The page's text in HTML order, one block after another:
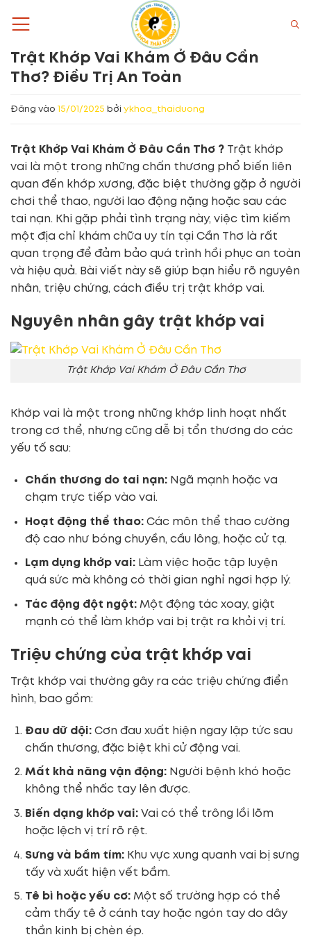
qua
dungTrật Khớp Vai Khám Ở Đâu Cần
Thơ? Điều Trị An Toàn
Đăng vào 15/01/2025 bởi ykhoa_thaiduong
Trật Khớp Vai Khám Ở Đâu Cần Thơ ? Trật khớp
vai là một trong những chấn thương phổ biến liên
quan đến khớp xương, đặc biệt thường gặp ở người
chơi thể thao, người lao động nặng hoặc sau các
tai nạn. Khi gặp phải tình trạng này, việc tìm kiếm
một địa chỉ khám chữa uy tín tại Cần Thơ là rất
quan trọng để đảm bảo quá trình hồi phục an toàn
và hiệu quả. Bài viết này sẽ giúp bạn hiểu rõ nguyên
nhân, triệu chứng, cách điều trị trật khớp vai.
Nguyên nhân gây trật khớp vai
Trật Khớp Vai Khám Ở Đâu Cần Thơ
Khớp vai là một trong những khớp linh hoạt nhất
trong cơ thể, nhưng cũng dễ bị tổn thương do các
yếu tố sau:
Chấn thương do tai nạn:Ngã mạnh hoặc va
chạm trực tiếp vào vai.
Hoạt động thể thao:Các môn thể thao cường
độ cao như bóng chuyền, cầu lông, hoặc cử tạ.
Lạm dụng khớp vai:Làm việc hoặc tập luyện
quá sức mà không có thời gian nghỉ ngơi hợp lý.
Tác động đột ngột:Một động tác xoay, giật
mạnh có thể làm khớp vai bị trật ra khỏi vị trí.
Triệu chứng của trật khớp vai
Trật khớp vai thường gây ra các triệu chứng điển
hình, bao gồm:
Đau dữ dội:Cơn đau xuất hiện ngay lập tức sau
chấn thương, đặc biệt khi cử động vai.
Mất khả năng vận động:Người bệnh khó hoặc
không thể nhấc tay lên được.
Biến dạng khớp vai:Vai có thể trông lồi lõm
hoặc lệch vị trí rõ rệt.
Sưng và bầm tím:Khu vực xung quanh vai bị sưng
tấy và xuất hiện vết bầm.
Tê bì hoặc yếu cơ:Một số trường hợp có thể
cảm thấy tê ở cánh tay hoặc ngón tay do dây
thần kinh bị chèn ép.